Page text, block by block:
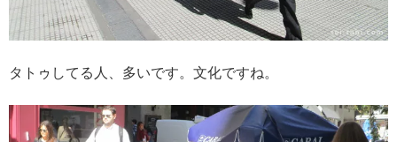
タトゥしてる人、多いです。文化ですね。